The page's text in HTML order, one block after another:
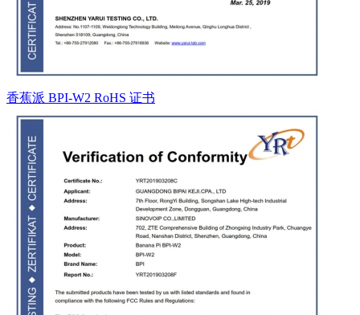
香蕉派 BPI-W2 RoHS 证书